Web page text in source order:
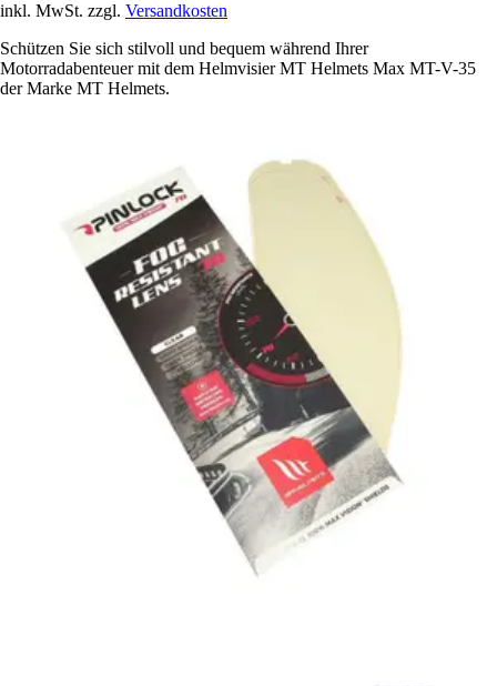
inkl. MwSt. zzgl. Versandkosten
Schützen Sie sich stilvoll und bequem während Ihrer
Motorradabenteuer mit dem Helmvisier MT Helmets Max MT-V-35
der Marke MT Helmets.